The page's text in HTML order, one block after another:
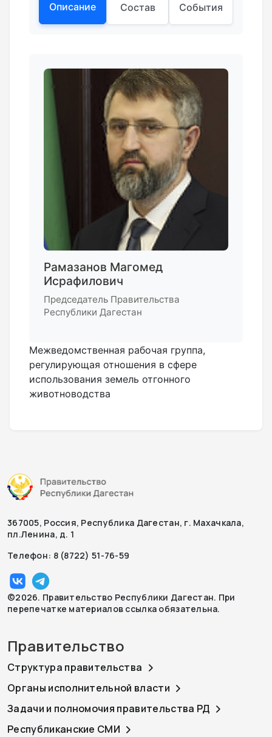
Описание Состав События
Рамазанов Магомед
Исрафилович
Председатель Правительства
Республики Дагестан
Межведомственная рабочая группа,
регулирующая отношения в сфере
использования земель отгонного
животноводства
367005, Россия, Республика Дагестан, г. Махачкала,
пл.Ленина, д. 1
Телефон: 8 (8722) 51-76-59
©2026. Правительство Республики Дагестан. При
перепечатке материалов ссылка обязательна.
Правительство
Структура правительства
Органы исполнительной власти
Задачи и полномочия правительства РД
Республиканские СМИ